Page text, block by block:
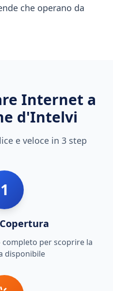
che operano da
Internet a
d'Intelvi
e veloce in 3 step
1
per scoprire la
disponibile